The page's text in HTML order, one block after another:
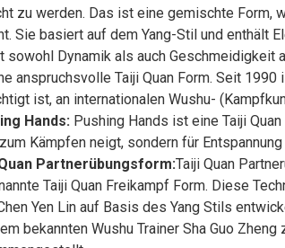
zu werden. Das ist eine gemischte Form,
Sie basiert auf dem Yang-Stil und enthält
sowohl Dynamik als auch Geschmeidigkeit
anspruchsvolle Taiji Quan Form. Seit
ist, an internationalen Wushu-
Hands: Pushing Hands ist eine Taiji
Kämpfen neigt, sondern für
Partnerübungsform:Taiji Quan
Taiji Quan Freikampf Form. Diese
Yen Lin auf Basis des Yang Stils
bekannten Wushu Trainer Sha Guo